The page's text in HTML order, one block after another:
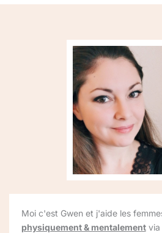
Moi c'est Gwen et j'aide les
physiquement & mentalementvia